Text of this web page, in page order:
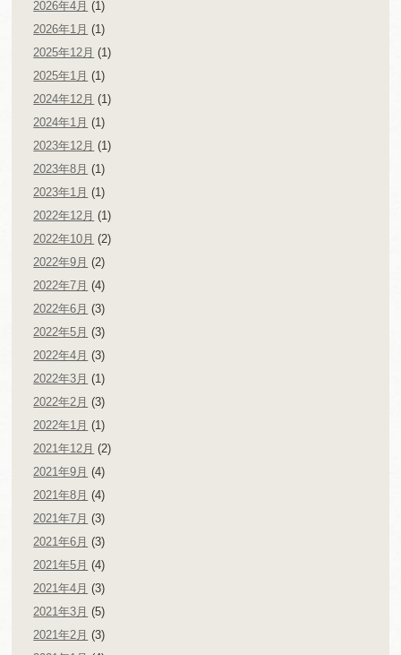
2026年4月 (1)
2026年1月 (1)
2025年12月 (1)
2025年1月 (1)
2024年12月 (1)
2024年1月 (1)
2023年12月 (1)
2023年8月 (1)
2023年1月 (1)
2022年12月 (1)
2022年10月 (2)
2022年9月 (2)
2022年7月 (4)
2022年6月 (3)
2022年5月 (3)
2022年4月 (3)
2022年3月 (1)
2022年2月 (3)
2022年1月 (1)
2021年12月 (2)
2021年9月 (4)
2021年8月 (4)
2021年7月 (3)
2021年6月 (3)
2021年5月 (4)
2021年4月 (3)
2021年3月 (5)
2021年2月 (3)